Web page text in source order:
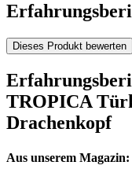
Dieses Produkt bewerten
TROPICA
Drachenkopf
Aus unserem Magazin: